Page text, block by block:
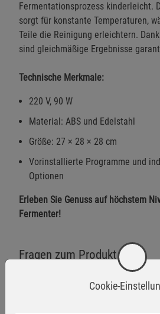
Fermentationsprozess kinderleicht.
sorgt für konstante Temperaturen,
Teile die Reinigung erleichtern.
sind gleichmäßige Ergebnisse
Technische Merkmale:
220 V, 90 W
Material: ABS und Edelstahl
Größe: 27 × 28 × 28 cm
Vorinstallierte Programme und
Optionen
Erleben Sie Genuss auf höchstem
Fermenter!
Fragen zum Produkt
Warnhinweise /Cookie-